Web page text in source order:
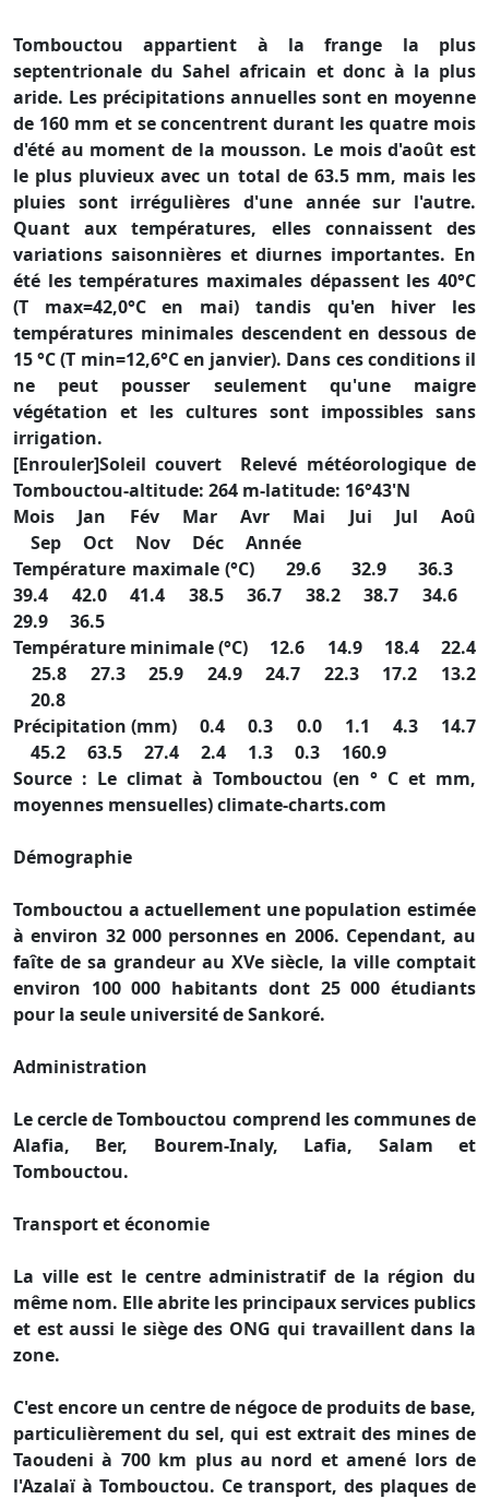
Tombouctou appartient à la frange la plus
septentrionale du Sahel africain et donc à la plus
aride. Les précipitations annuelles sont en moyenne
de 160 mm et se concentrent durant les quatre mois
d'été au moment de la mousson. Le mois d'août est
le plus pluvieux avec un total de 63.5 mm, mais les
pluies sont irrégulières d'une année sur l'autre.
Quant aux températures, elles connaissent des
variations saisonnières et diurnes importantes. En
été les températures maximales dépassent les 40°C
(T max=42,0°C en mai) tandis qu'en hiver les
températures minimales descendent en dessous de
15 °C (T min=12,6°C en janvier). Dans ces conditions il
ne peut pousser seulement qu'une maigre
végétation et les cultures sont impossibles sans
irrigation.
[Enrouler]Soleil couvert Relevé météorologique de
Tombouctou-altitude: 264 m-latitude: 16°43'N
Mois Jan Fév Mar Avr Mai Jui Jul Aoû
Sep Oct Nov Déc Année
Température maximale (°C) 29.6 32.9 36.3
39.4 42.0 41.4 38.5 36.7 38.2 38.7 34.6
29.9 36.5
Température minimale (°C) 12.6 14.9 18.4 22.4
25.8 27.3 25.9 24.9 24.7 22.3 17.2 13.2
20.8
Précipitation (mm) 0.4 0.3 0.0 1.1 4.3 14.7
45.2 63.5 27.4 2.4 1.3 0.3 160.9
Source : Le climat à Tombouctou (en ° C et mm,
moyennes mensuelles) climate-charts.com
Démographie
Tombouctou a actuellement une population estimée
à environ 32 000 personnes en 2006. Cependant, au
faîte de sa grandeur au XVe siècle, la ville comptait
environ 100 000 habitants dont 25 000 étudiants
pour la seule université de Sankoré.
Administration
Le cercle de Tombouctou comprend les communes de
Alafia, Ber, Bourem-Inaly, Lafia, Salam et
Tombouctou.
Transport et économie
La ville est le centre administratif de la région du
même nom. Elle abrite les principaux services publics
et est aussi le siège des ONG qui travaillent dans la
zone.
C'est encore un centre de négoce de produits de base,
particulièrement du sel, qui est extrait des mines de
Taoudeni à 700 km plus au nord et amené lors de
l'Azalaï à Tombouctou. Ce transport, des plaques de